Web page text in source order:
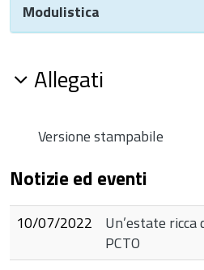
Modulistica
Allegati
Versione stampabile
Notizie ed eventi
10/07/2022
Un’estate
PCTO